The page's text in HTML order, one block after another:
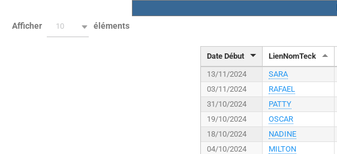
Afficher 10 éléments
Date Début LienNomTeck
13/11/2024
SARA
03/11/2024
RAFAEL
31/10/2024
PATTY
19/10/2024
OSCAR
18/10/2024
NADINE
04/10/2024
MILTON